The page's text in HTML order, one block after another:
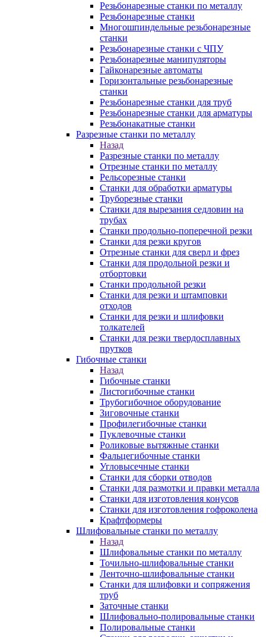
Резьбонарезные станки по металлу
Резьбонарезные станки
Многошпиндельные резьбонарезные
станки
Резьбонарезные станки с ЧПУ
Резьбонарезные манипуляторы
Гайконарезные автоматы
Горизонтальные резьбонарезные
станки
Резьбонарезные станки для труб
Резьбонарезные станки для арматуры
Резьбонакатные станки
Разрезные станки по металлу
Назад
Разрезные станки по металлу
Отрезные станки по металлу
Рельсорезные станки
Станки для обработки арматуры
Труборезные станки
Станки для вырезания седловин на
трубаx
Станки продольно-поперечной резки
Станки для резки кругов
Отрезные станки для сверл и фрез
Станки для продольной резки и
отбортовки
Станки продольной резки
Станки для резки и штамповки
отходов
Станки для резки и шлифовки
толкателей
Станки для резки твердосплавных
прутков
Гибочные станки
Назад
Гибочные станки
Листогибочные станки
Трубогибочное оборудование
Зиговочные станки
Профилегибочные станки
Пуклевочные станки
Роликовые вытяжные станки
Фальцегибочные станки
Угловысечные станки
Станки для сборки отводов
Станки для размотки и правки металла
Станки для изготовления конусов
Станки для изготовления гофроколена
Крафтформеры
Шлифовальные станки по металлу
Назад
Шлифовальные станки по металлу
Точильно-шлифовальные станки
Ленточно-шлифовальные станки
Станки для шлифовки и сопряжения
труб
Заточные станки
Шлифовально-полировальные станки
Полировальные станки